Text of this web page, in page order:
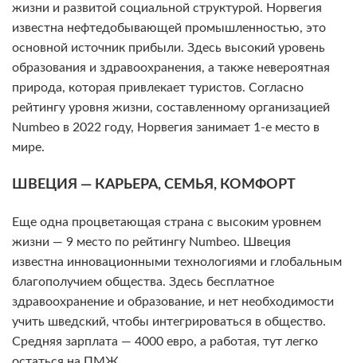
жизни и развитой социальной структурой. Норвегия
известна нефтедобывающей промышленностью, это
основной источник прибыли. Здесь высокий уровень
образования и здравоохранения, а также невероятная
природа, которая привлекает туристов. Согласно
рейтингу уровня жизни, составленному организацией
Numbeo в 2022 году, Норвегия занимает 1-е место в
мире.
ШВЕЦИЯ — КАРЬЕРА, СЕМЬЯ, КОМФОРТ
Еще одна процветающая страна с высоким уровнем
жизни — 9 место по рейтингу Numbeo. Швеция
известна инновационными технологиями и глобальным
благополучием общества. Здесь бесплатное
здравоохранение и образование, и нет необходимости
учить шведский, чтобы интегрироваться в общество.
Средняя зарплата — 4000 евро, а работая, тут легко